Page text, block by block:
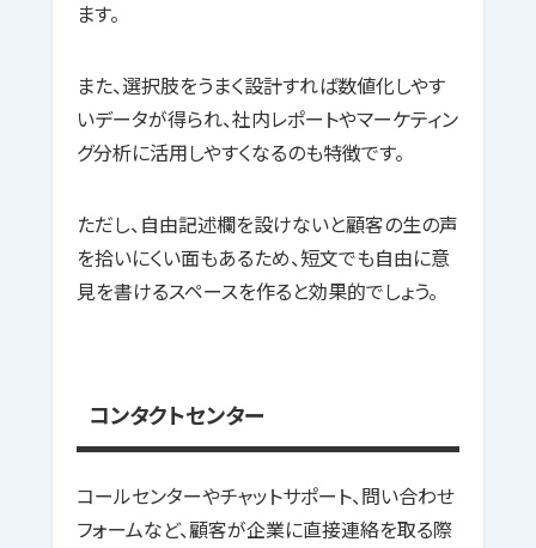
ます。
また、選択肢をうまく設計すれば数値化しやす
いデータが得られ、社内レポートやマーケティン
グ分析に活用しやすくなるのも特徴です。
ただし、自由記述欄を設けないと顧客の生の声
を拾いにくい面もあるため、短文でも自由に意
見を書けるスペースを作ると効果的でしょう。
コンタクトセンター
コールセンターやチャットサポート、問い合わせ
フォームなど、顧客が企業に直接連絡を取る際